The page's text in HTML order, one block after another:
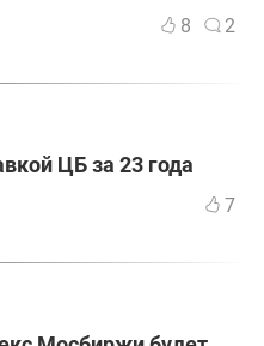
8 2
ЦБ за 23 года
7